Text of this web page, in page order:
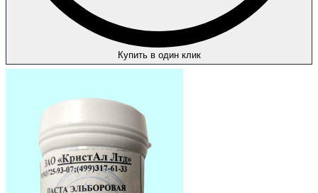
Купить в один клик